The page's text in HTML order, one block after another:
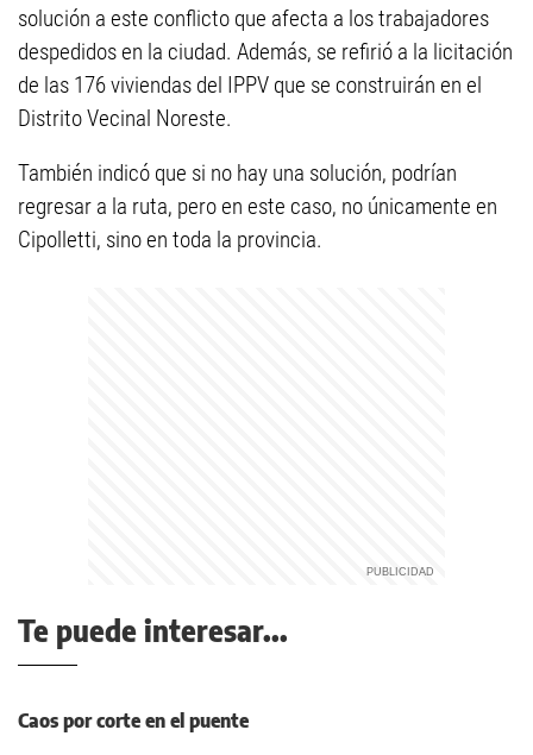
solución a este conflicto que afecta a los trabajadores
despedidos en la ciudad. Además, se refirió a la licitación
de las 176 viviendas del IPPV que se construirán en el
Distrito Vecinal Noreste.
También indicó que si no hay una solución, podrían
regresar a la ruta, pero en este caso, no únicamente en
Cipolletti, sino en toda la provincia.
Te puede interesar...
Caos por corte en el puente